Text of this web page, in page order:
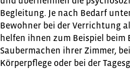
Begleitung. Je nach Bedarf
Bewohner bei der Verrichtung
helfen ihnen zum Beispiel beim
Saubermachen ihrer Zimmer,
Körperpflege oder bei der